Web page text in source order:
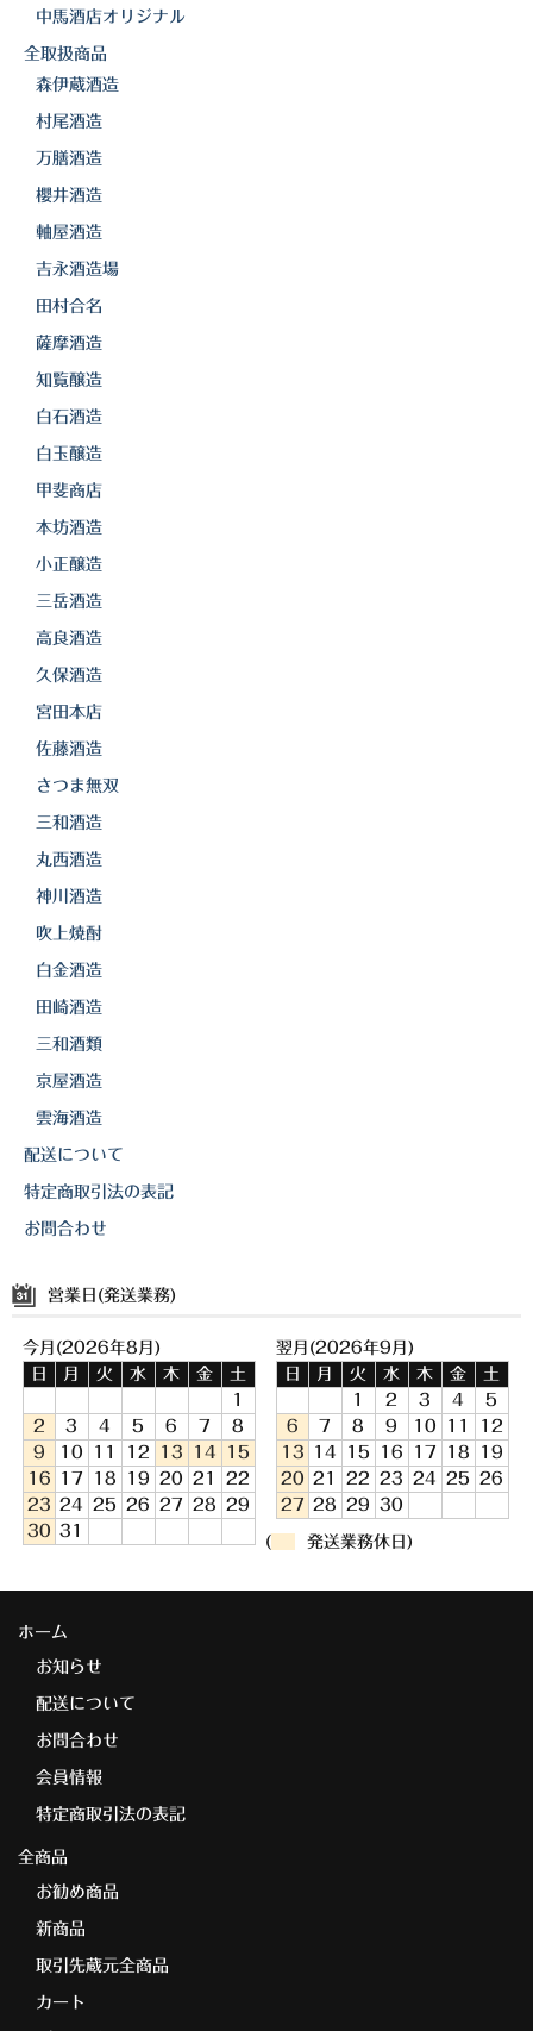
中馬酒店オリジナル
全取扱商品
森伊蔵酒造
村尾酒造
万膳酒造
櫻井酒造
軸屋酒造
吉永酒造場
田村合名
薩摩酒造
知覧醸造
白石酒造
白玉醸造
甲斐商店
本坊酒造
小正醸造
三岳酒造
高良酒造
久保酒造
宮田本店
佐藤酒造
さつま無双
三和酒造
丸西酒造
神川酒造
吹上焼酎
白金酒造
田崎酒造
三和酒類
京屋酒造
雲海酒造
配送について
特定商取引法の表記
お問合わせ
営業日(発送業務)
今月(2026年8月)
日
月 火 水 木 金
土
1
2
3 4 5 6 7
8
9
10 11 12 13 14
15
16
17 18 19 20 21
22
23 24 25 26 27 28
29
30 31
翌月(2026年9月)
日
月 火 水 木 金
土
1
2 3 4
5
6
7 8 9 10 11
12
13
14 15 16 17 18
19
20 21 22 23 24 25
26
27 28 29 30
( 発送業務休日)
ホーム
お知らせ
配送について
お問合わせ
会員情報
特定商取引法の表記
全商品
お勧め商品
新商品
取引先蔵元全商品
カート